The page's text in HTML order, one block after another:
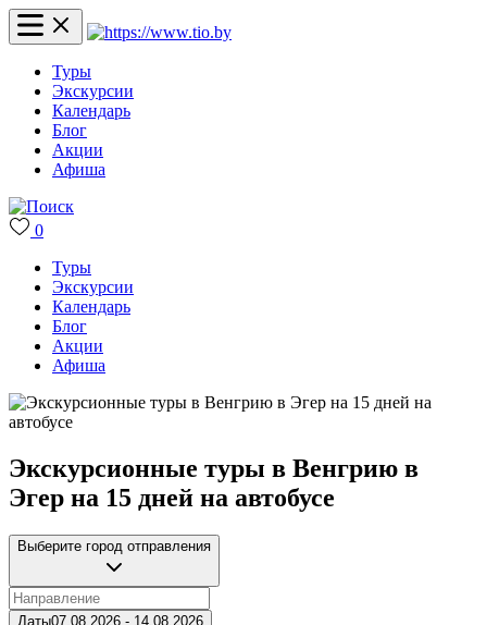
Туры
Экскурсии
Календарь
Блог
Акции
Афиша
0
Туры
Экскурсии
Календарь
Блог
Акции
Афиша
Экскурсионные туры в Венгрию в
Эгер на 15 дней на автобусе
Выберите город отправления
Даты07.08.2026 - 14.08.2026